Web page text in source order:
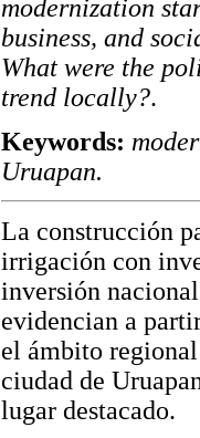
modernization
business, and
What were the
trend locally?.
Keywords:
Uruapan.
La construcción
irrigación con
inversión
evidencian a
el ámbito
ciudad de
lugar destacado.